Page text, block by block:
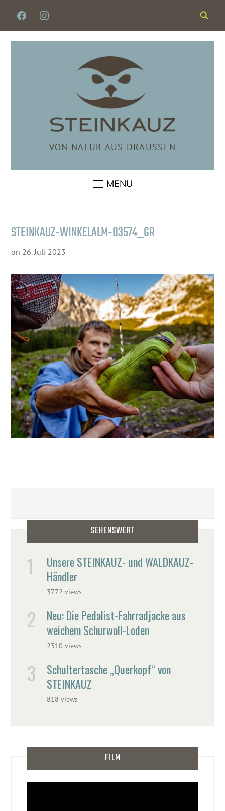
FACEBOOKINSTAGRAM
VON NATUR AUS DRAUSSEN
MENU
STEINKAUZ-WINKELALM-03574_GR
on 26. Juli 2023
SEHENSWERT
Unsere STEINKAUZ- und WALDKAUZ-
Händler
3772 views
Neu: Die Pedalist-Fahrradjacke aus
weichem Schurwoll-Loden
2310 views
Schultertasche „Querkopf“ von
STEINKAUZ
818 views
FILM